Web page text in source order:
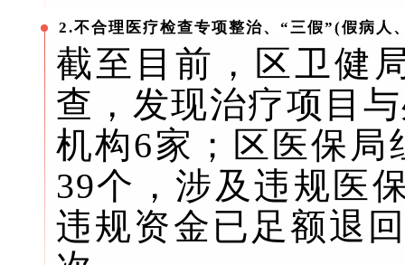
2.不合理医疗检查专项整治、“三假”(假病人
截至目前，区卫健
查，发现治疗项目
机构6家；区医保局
39个，涉及违规医
违规资金已足额退